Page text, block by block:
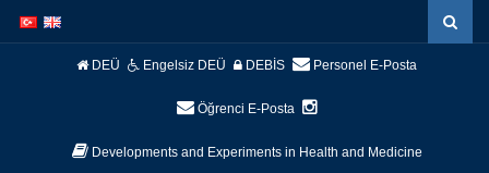
atla
atla
DEÜ Engelsiz DEÜ DEBİS Personel E-Posta
Öğrenci E-Posta
Developments and Experiments in Health and Medicine